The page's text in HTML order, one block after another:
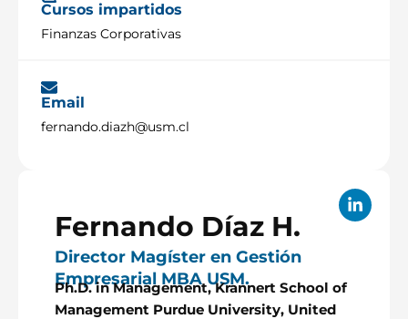
Cursos impartidos
Finanzas Corporativas
Email
fernando.diazh@usm.cl
Fernando Díaz H.
Director Magíster en Gestión
Empresarial MBA USM.
Ph.D. in Management, Krannert School of
Management Purdue University, United